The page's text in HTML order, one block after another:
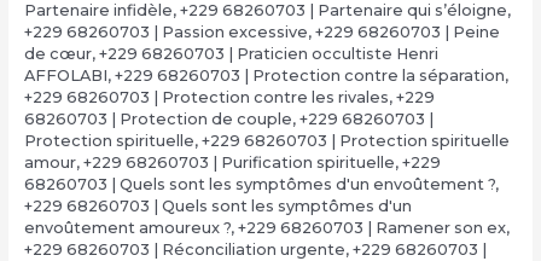
Partenaire infidèle, +229 68260703 | Partenaire qui s’éloigne,
+229 68260703 | Passion excessive, +229 68260703 | Peine
de cœur, +229 68260703 | Praticien occultiste Henri
AFFOLABI, +229 68260703 | Protection contre la séparation,
+229 68260703 | Protection contre les rivales, +229
68260703 | Protection de couple, +229 68260703 |
Protection spirituelle, +229 68260703 | Protection spirituelle
amour, +229 68260703 | Purification spirituelle, +229
68260703 | Quels sont les symptômes d'un envoûtement ?,
+229 68260703 | Quels sont les symptômes d'un
envoûtement amoureux ?, +229 68260703 | Ramener son ex,
+229 68260703 | Réconciliation urgente, +229 68260703 |